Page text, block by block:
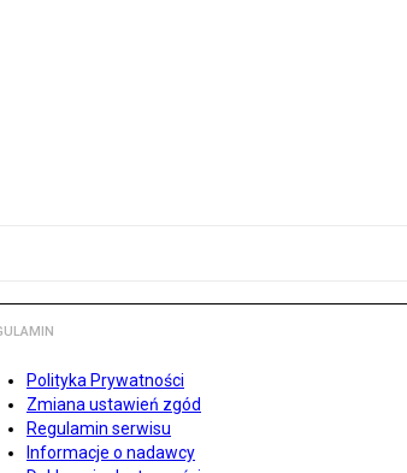
Polityka Prywatności
Zmiana ustawień zgód
Regulamin serwisu
Informacje o nadawcy